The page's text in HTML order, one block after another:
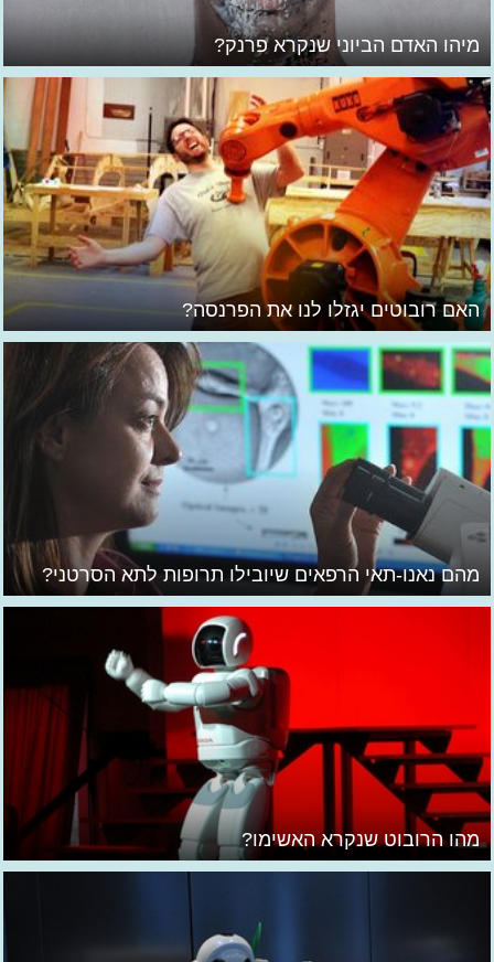
מיהו האדם הביוני שנקרא פרנק?
האם רובוטים יגזלו לנו את הפרנסה?
מהם נאנו-תאי הרפאים שיובילו תרופות לתא הסרטני?
מהו הרובוט שנקרא האשימו?